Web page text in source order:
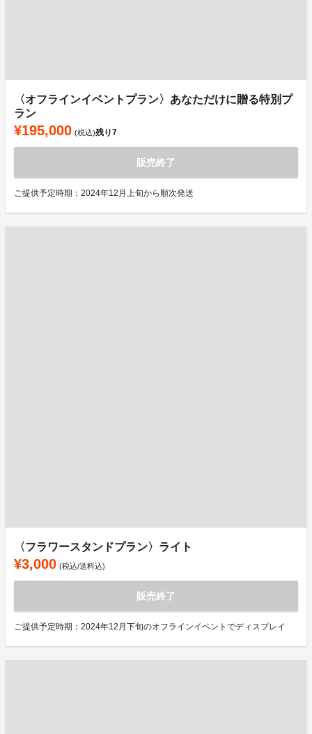
〈オフラインイベントプラン〉あなただけに贈る特別プ
ラン
¥195,000 (税込)残り7
販売終了
ご提供予定時期：2024年12月上旬から順次発送
〈フラワースタンドプラン〉ライト
¥3,000 (税込/送料込)
販売終了
ご提供予定時期：2024年12月下旬のオフラインイベントでディスプレイ